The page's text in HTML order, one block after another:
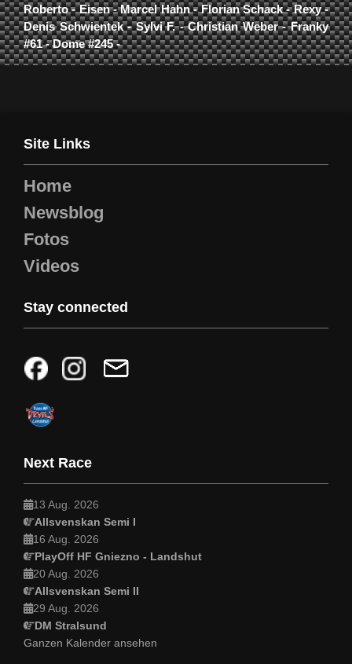
Roberto - Eisen - Marcel Hahn - Florian Schack - Rexy -
Denis Schwientek - Sylvi F. - Christian Weber - Franky
#61 - Dome #245 -
Site Links
Home
Newsblog
Fotos
Videos
Stay connected
Next Race
13 Aug. 2026
Allsvenskan Semi I
16 Aug. 2026
PlayOff HF Gniezno - Landshut
20 Aug. 2026
Allsvenskan Semi II
29 Aug. 2026
DM Stralsund
Ganzen Kalender ansehen